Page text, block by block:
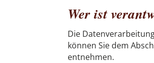
Wer ist
Die
können Sie dem
entnehmen.